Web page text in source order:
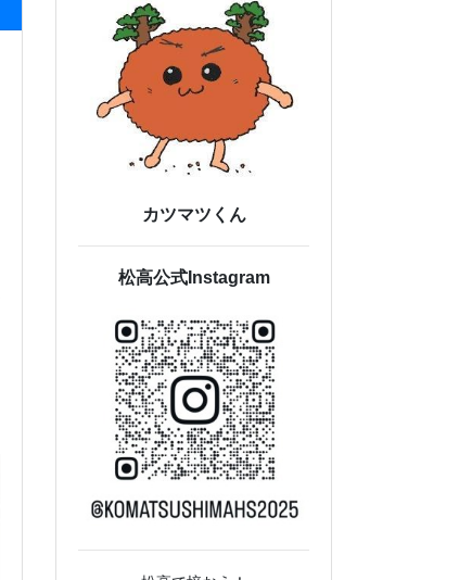
カツマツくん
松高公式Instagram